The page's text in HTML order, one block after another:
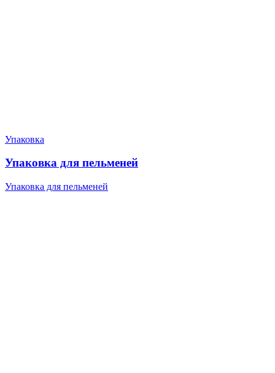
Упаковка
Упаковка для пельменей
Упаковка для пельменей